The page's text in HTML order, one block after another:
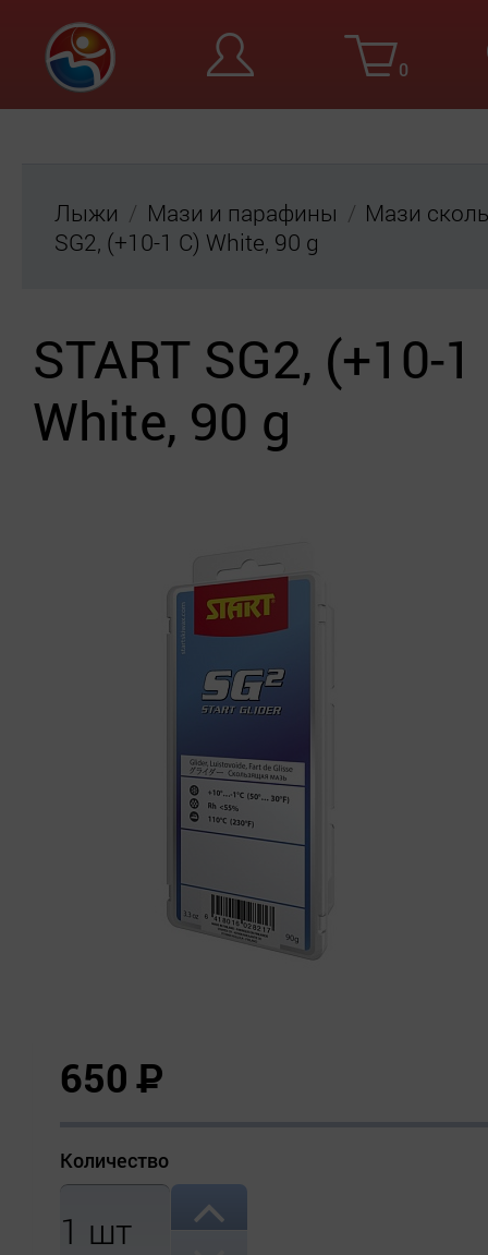
0
Лыжи Мази и парафины
Мази
SG2, (+10-1 C) White, 90 g
START SG2, (+10-1
White, 90 g
650Р
Количество
1 шт